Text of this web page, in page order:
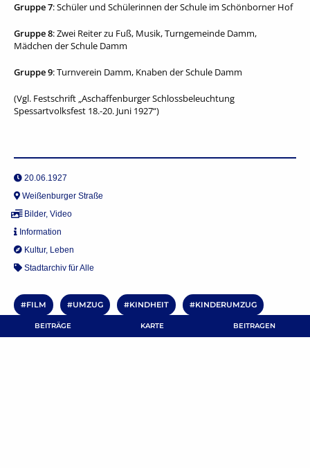
BEITRÄGE KARTE BEITRAGEN
Gruppe 7: Schüler und Schülerinnen der Schule im Schönborner Hof
Gruppe 8: Zwei Reiter zu Fuß, Musik, Turngemeinde Damm,
Mädchen der Schule Damm
Gruppe 9: Turnverein Damm, Knaben der Schule Damm
(Vgl. Festschrift „Aschaffenburger Schlossbeleuchtung
Spessartvolksfest 18.-20. Juni 1927“)
20.06.1927
Weißenburger Straße
Bilder, Video
Information
Kultur, Leben
Stadtarchiv für Alle
FILM UMZUG KINDHEIT KINDERUMZUG